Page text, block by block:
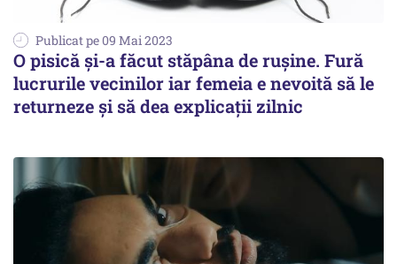
Publicat pe 09 Mai 2023
O pisică şi-a făcut stăpâna de ruşine. Fură
lucrurile vecinilor iar femeia e nevoită să le
returneze şi să dea explicaţii zilnic